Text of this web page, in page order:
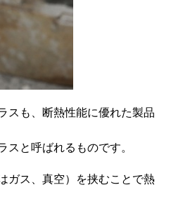
スも、断熱性能に優れた製品
と呼ばれるものです。
ガス、真空）を挟むことで熱